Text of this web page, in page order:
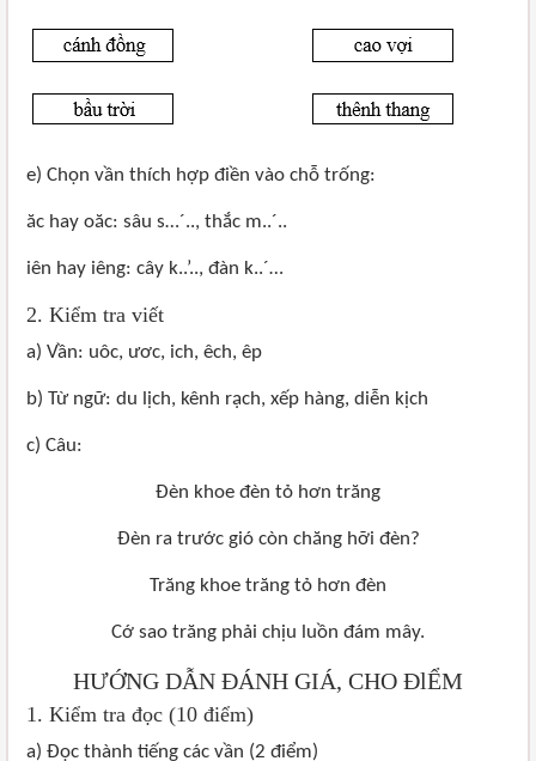
e) Chọn vần thích hợp điền vào chỗ trống:
ăc hay oăc: sâu s…´.., thắc m..´..
iên hay iêng: cây k..’.., đàn k..´…
2. Kiểm tra viết
a) Vần: uôc, ươc, ich, êch, êp
b) Từ ngữ: du lịch, kênh rạch, xếp hàng, diễn kịch
c) Câu:
Đèn khoe đèn tỏ hơn trăng
Đèn ra trước gió còn chăng hỡi đèn?
Trăng khoe trăng tỏ hơn đèn
Cớ sao trăng phải chịu luồn đám mây.
HƯỚNG DẪN ĐÁNH GIÁ, CHO ĐlỂM
1. Kiểm tra đọc (10 điểm)
a) Đọc thành tiếng các vần (2 điểm)